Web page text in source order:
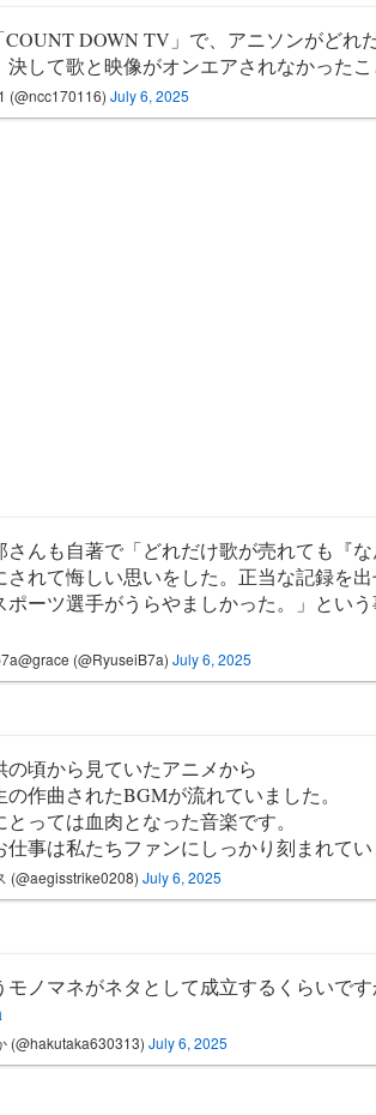
COUNT DOWN TV」で、アニソンがどれ
決して歌と映像がオンエアされなかったこ
(@ncc170116) July 6, 2025
さんも自著で「どれだけ歌が売れても『な
されて悔しい思いをした。正当な記録を
ポーツ選手がうらやましかった。」とい
(@RyuseiB7a) July 6, 2025
の頃から見ていたアニメから
の作曲されたBGMが流れていました。
とっては血肉となった音楽です。
仕事は私たちファンにしっかり刻まれてい
(@aegisstrike0208) July 6, 2025
モノマネがネタとして成立するくらいです
(@hakutaka630313) July 6, 2025